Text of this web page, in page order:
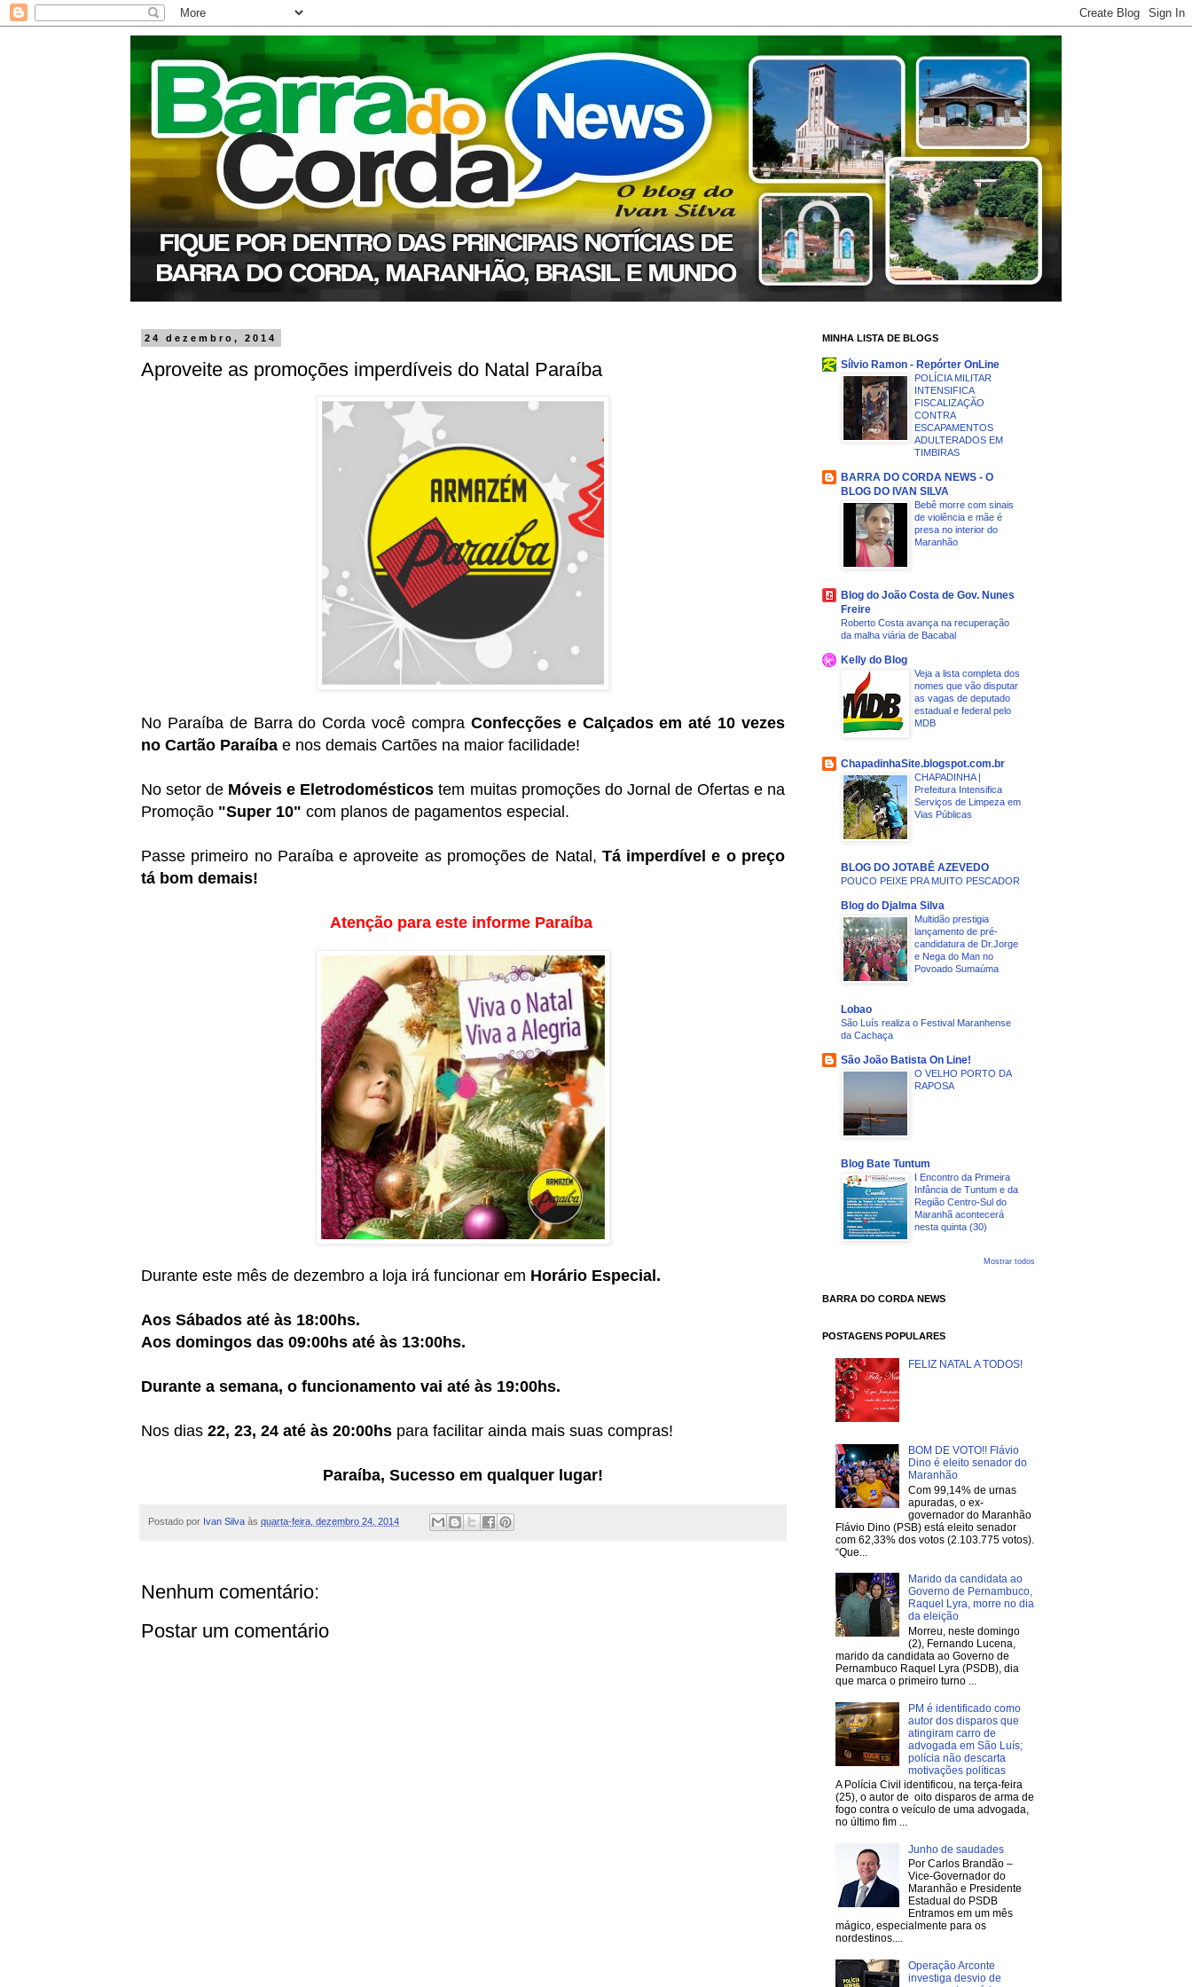
24 dezembro, 2014
Aproveite as promoções imperdíveis do Natal Paraíba
No Paraíba de Barra do Corda você compra Confecções e Calçados em até 10 vezes
no Cartão Paraíba e nos demais Cartões na maior facilidade!
No setor de Móveis e Eletrodomésticos tem muitas promoções do Jornal de Ofertas e na
Promoção "Super 10" com planos de pagamentos especial.
Passe primeiro no Paraíba e aproveite as promoções de Natal, Tá imperdível e o preço
tá bom demais!
Atenção para este informe Paraíba
Durante este mês de dezembro a loja irá funcionar em Horário Especial.
Aos Sábados até às 18:00hs.
Aos domingos das 09:00hs até às 13:00hs.
Durante a semana, o funcionamento vai até às 19:00hs.
Nos dias 22, 23, 24 até às 20:00hs para facilitar ainda mais suas compras!
Paraíba, Sucesso em qualquer lugar!
Postado por Ivan Silva às quarta-feira, dezembro 24, 2014
Nenhum comentário:
Postar um comentário
MINHA LISTA DE BLOGS
Sílvio Ramon - Repórter OnLine
POLÍCIA MILITAR
INTENSIFICA
FISCALIZAÇÃO
CONTRA
ESCAPAMENTOS
ADULTERADOS EM
TIMBIRAS
BARRA DO CORDA NEWS - O
BLOG DO IVAN SILVA
Bebê morre com sinais
de violência e mãe é
presa no interior do
Maranhão
Blog do João Costa de Gov. Nunes
Freire
Roberto Costa avança na recuperação
da malha viária de Bacabal
Kelly do Blog
Veja a lista completa dos
nomes que vão disputar
as vagas de deputado
estadual e federal pelo
MDB
ChapadinhaSite.blogspot.com.br
CHAPADINHA |
Prefeitura Intensifica
Serviços de Limpeza em
Vias Públicas
BLOG DO JOTABÊ AZEVEDO
POUCO PEIXE PRA MUITO PESCADOR
Blog do Djalma Silva
Multidão prestigia
lançamento de pré-
candidatura de Dr.Jorge
e Nega do Man no
Povoado Sumaúma
Lobao
São Luís realiza o Festival Maranhense
da Cachaça
São João Batista On Line!
O VELHO PORTO DA
RAPOSA
Blog Bate Tuntum
I Encontro da Primeira
Infância de Tuntum e da
Região Centro-Sul do
Maranhã acontecerá
nesta quinta (30)
Mostrar todos
BARRA DO CORDA NEWS
POSTAGENS POPULARES
FELIZ NATAL A TODOS!
BOM DE VOTO!! Flávio
Dino é eleito senador do
Maranhão
Com 99,14% de urnas
apuradas, o ex-
governador do Maranhão
Flávio Dino (PSB) está eleito senador
com 62,33% dos votos (2.103.775 votos).
“Que...
Marido da candidata ao
Governo de Pernambuco,
Raquel Lyra, morre no dia
da eleição
Morreu, neste domingo
(2), Fernando Lucena,
marido da candidata ao Governo de
Pernambuco Raquel Lyra (PSDB), dia
que marca o primeiro turno ...
PM é identificado como
autor dos disparos que
atingiram carro de
advogada em São Luís;
polícia não descarta
motivações políticas
A Polícia Civil identificou, na terça-feira
(25), o autor de oito disparos de arma de
fogo contra o veículo de uma advogada,
no último fim ...
Junho de saudades
Por Carlos Brandão –
Vice-Governador do
Maranhão e Presidente
Estadual do PSDB
Entramos em um mês
mágico, especialmente para os
nordestinos....
Operação Arconte
investiga desvio de